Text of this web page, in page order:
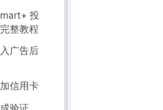
投
整教程
广告后
信用卡
验证